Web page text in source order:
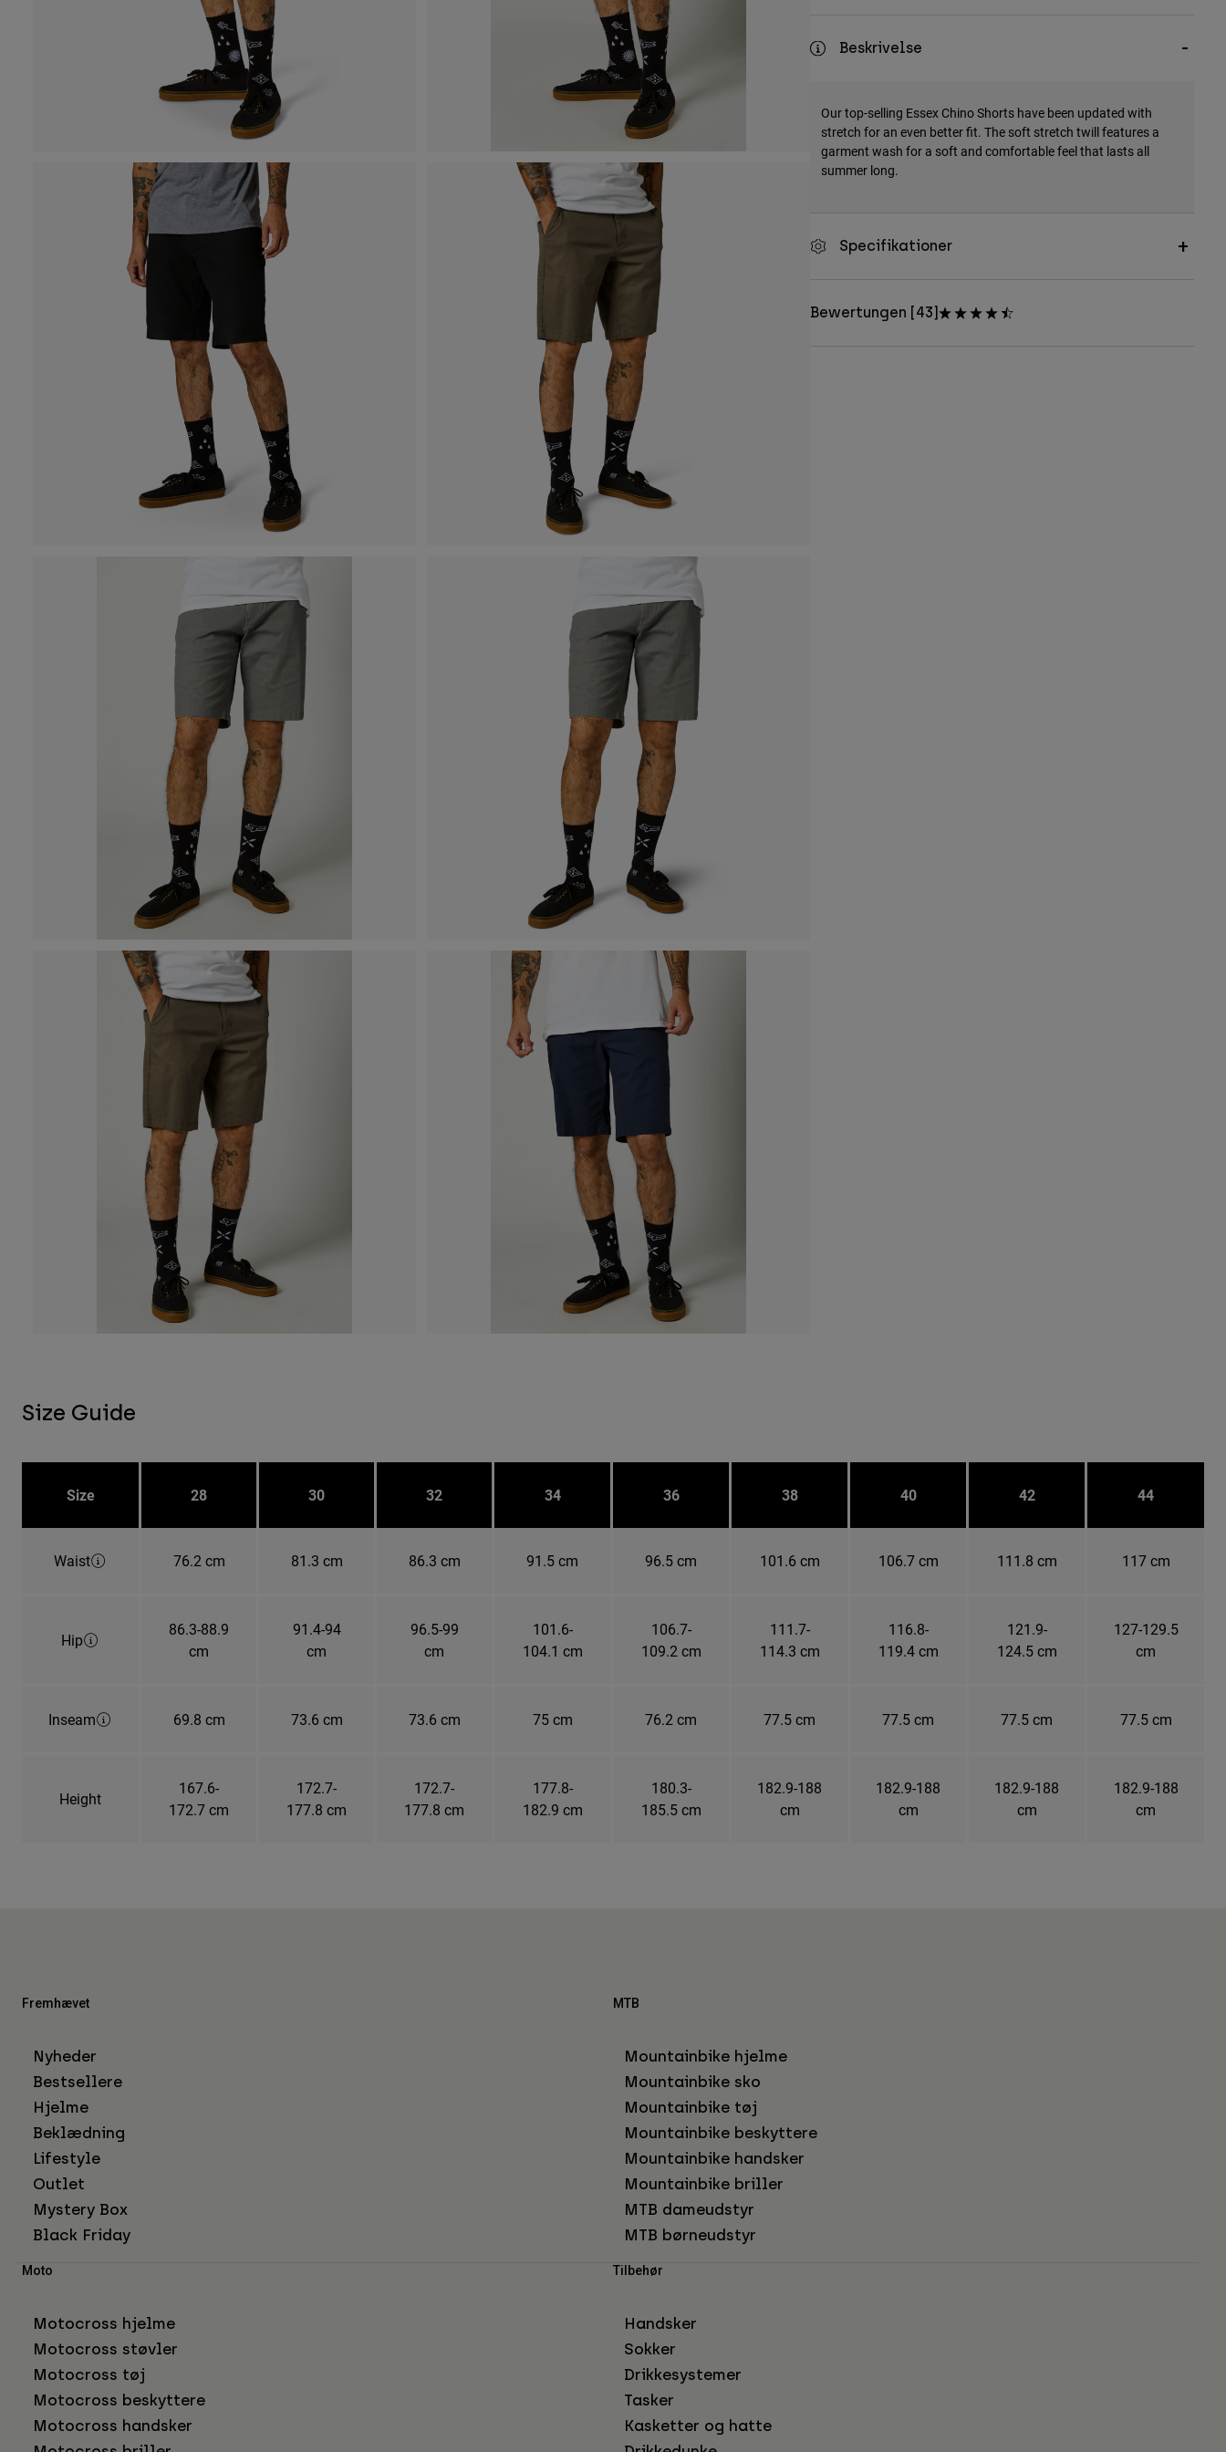
Beskrivelse
Our top-selling Essex Chino Shorts have been updated with
stretch for an even better fit. The soft stretch twill features a
garment wash for a soft and comfortable feel that lasts all
summer long.
Specifikationer
Bewertungen [43]
Size Guide
Size 28 30 32 34 36 38 40 42 44
Waist 76.2 cm 81.3 cm 86.3 cm 91.5 cm 96.5 cm 101.6 cm 106.7 cm 111.8 cm 117 cm
Hip
86.3-88.9
cm
91.4-94
cm
96.5-99
cm
101.6-
104.1 cm
106.7-
109.2 cm
111.7-
114.3 cm
116.8-
119.4 cm
121.9-
124.5 cm
127-129.5
cm
Inseam 69.8 cm 73.6 cm 73.6 cm 75 cm 76.2 cm 77.5 cm 77.5 cm 77.5 cm 77.5 cm
Height
167.6-
172.7 cm
172.7-
177.8 cm
172.7-
177.8 cm
177.8-
182.9 cm
180.3-
185.5 cm
182.9-188
cm
182.9-188
cm
182.9-188
cm
182.9-188
cm
Fremhævet
Nyheder
Bestsellere
Hjelme
Beklædning
Lifestyle
Outlet
Mystery Box
Black Friday
MTB
Mountainbike hjelme
Mountainbike sko
Mountainbike tøj
Mountainbike beskyttere
Mountainbike handsker
Mountainbike briller
MTB dameudstyr
MTB børneudstyr
Moto
Motocross hjelme
Motocross støvler
Motocross tøj
Motocross beskyttere
Motocross handsker
Tilbehør
Handsker
Sokker
Drikkesystemer
Tasker
Kasketter og hatte